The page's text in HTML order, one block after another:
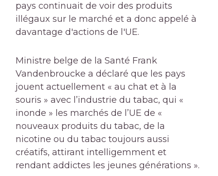
pays continuait de voir des produits
illégaux sur le marché et a donc appelé à
davantage d'actions de l'UE.
Ministre belge de la Santé Frank
Vandenbroucke a déclaré que les pays
jouent actuellement « au chat et à la
souris » avec l’industrie du tabac, qui «
inonde » les marchés de l’UE de «
nouveaux produits du tabac, de la
nicotine ou du tabac toujours aussi
créatifs, attirant intelligemment et
rendant addictes les jeunes générations ».